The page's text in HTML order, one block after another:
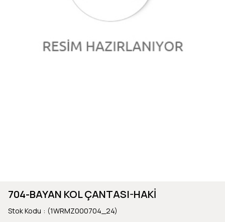
704-BAYAN KOL ÇANTASI-HAKİ
Stok Kodu (1WRMZ000704_24)